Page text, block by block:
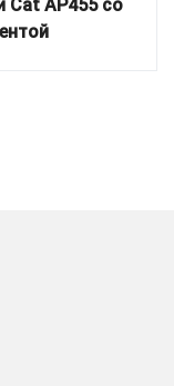
Cat AP455 со